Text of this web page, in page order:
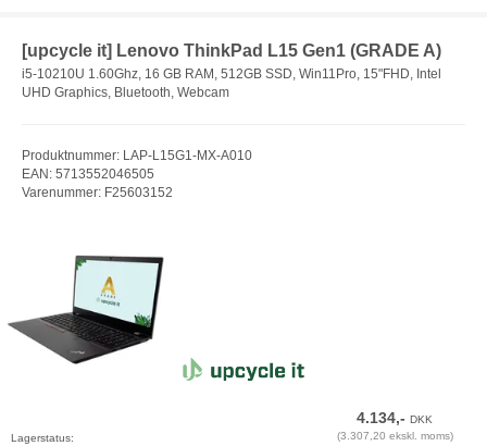
[upcycle it] Lenovo ThinkPad L15 Gen1 (GRADE A)
i5-10210U 1.60Ghz, 16 GB RAM, 512GB SSD, Win11Pro, 15"FHD, Intel
UHD Graphics, Bluetooth, Webcam
Produktnummer: LAP-L15G1-MX-A010
EAN: 5713552046505
Varenummer: F25603152
Lagerstatus:
4.134,-DKK
(3.307,20 ekskl. moms)